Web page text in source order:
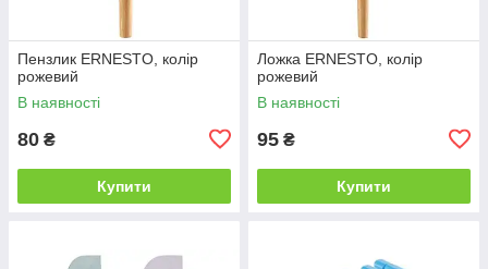
Пензлик ERNESTO, колір
рожевий
В наявності
80 ₴
Купити
Ложка ERNESTO, колір
рожевий
В наявності
95 ₴
Купити